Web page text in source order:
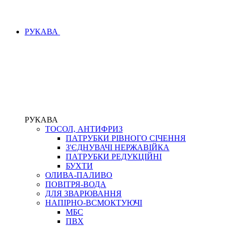
РУКАВА
РУКАВА
ТОСОЛ, АНТИФРИЗ
ПАТРУБКИ РІВНОГО СІЧЕННЯ
З'ЄДНУВАЧІ НЕРЖАВІЙКА
ПАТРУБКИ РЕДУКЦІЙНІ
БУХТИ
ОЛИВА-ПАЛИВО
ПОВІТРЯ-ВОДА
ДЛЯ ЗВАРЮВАННЯ
НАПІРНО-ВСМОКТУЮЧІ
МБС
ПВХ